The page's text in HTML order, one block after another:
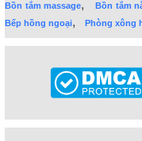
Bồn tắm massage Bồn tắm
Bếp hồng ngoại, Phòng xông